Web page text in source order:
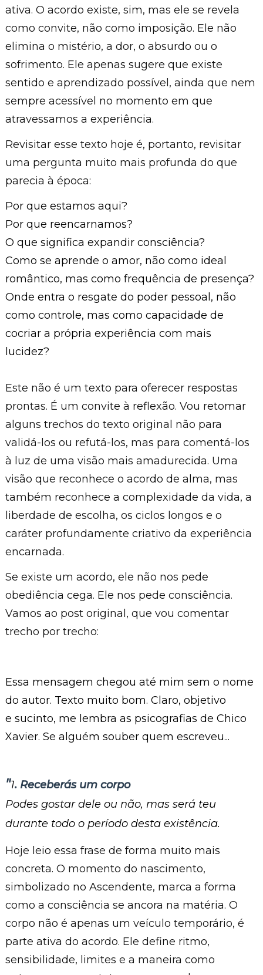
ativa. O acordo existe, sim, mas ele se revela
como convite, não como imposição. Ele não
elimina o mistério, a dor, o absurdo ou o
sofrimento. Ele apenas sugere que existe
sentido e aprendizado possível, ainda que nem
sempre acessível no momento em que
atravessamos a experiência.
Revisitar esse texto hoje é, portanto, revisitar
uma pergunta muito mais profunda do que
parecia à época:
Por que estamos aqui?
Por que reencarnamos?
O que significa expandir consciência?
Como se aprende o amor, não como ideal
romântico, mas como frequência de presença?
Onde entra o resgate do poder pessoal, não
como controle, mas como capacidade de
cocriar a própria experiência com mais
lucidez?
Este não é um texto para oferecer respostas
prontas. É um convite à reflexão. Vou retomar
alguns trechos do texto original não para
validá-los ou refutá-los, mas para comentá-los
à luz de uma visão mais amadurecida. Uma
visão que reconhece o acordo de alma, mas
também reconhece a complexidade da vida, a
liberdade de escolha, os ciclos longos e o
caráter profundamente criativo da experiência
encarnada.
Se existe um acordo, ele não nos pede
obediência cega. Ele nos pede consciência.
Vamos ao post original, que vou comentar
trecho por trecho:
Essa mensagem chegou até mim sem o nome
do autor. Texto muito bom. Claro, objetivo
e sucinto, me lembra as psicografias de Chico
Xavier. Se alguém souber quem escreveu...
"1. Receberás um corpo
Podes gostar dele ou não, mas será teu
durante todo o período desta existência.
Hoje leio essa frase de forma muito mais
concreta. O momento do nascimento,
simbolizado no Ascendente, marca a forma
como a consciência se ancora na matéria. O
corpo não é apenas um veículo temporário, é
parte ativa do acordo. Ele define ritmo,
sensibilidade, limites e a maneira como